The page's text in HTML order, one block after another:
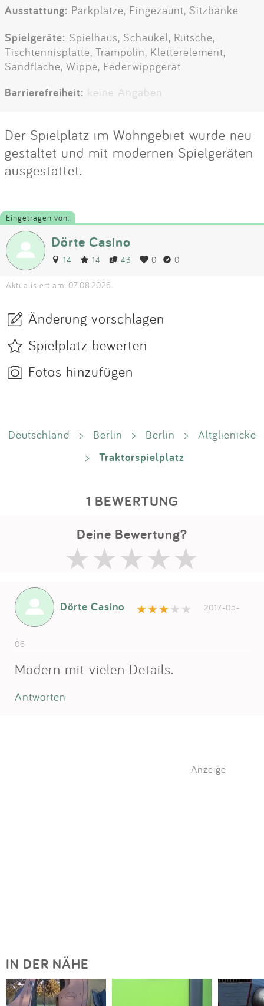
Ausstattung: Parkplätze, Eingezäunt, Sitzbänke
Spielgeräte: Spielhaus, Schaukel, Rutsche,
Tischtennisplatte, Trampolin, Kletterelement,
Sandfläche, Wippe, Federwippgerät
Barrierefreiheit: keine Angaben
Der Spielplatz im Wohngebiet wurde neu
gestaltet und mit modernen Spielgeräten
ausgestattet.
Eingetragen von:
Dörte Casino
14 14 43 0 0
Aktualisiert am: 07.08.2026
Änderung vorschlagen
Spielplatz bewerten
Fotos hinzufügen
Deutschland > Berlin > Berlin >
Altglienicke
>
Traktorspielplatz
1 BEWERTUNG
Deine Bewertung?
Dörte Casino 2017-05-
06
Modern mit vielen Details.
Antworten
Anzeige
IN DER NÄHE